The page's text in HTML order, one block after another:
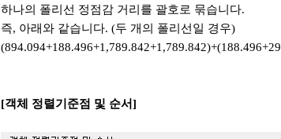
하나의 폴리선 정점감 거리를 괄호로 묶습니다.
즉, 아래와 같습니다. (두 개의 폴리선일 경우)
[객체 정렬기준점 및 순서]